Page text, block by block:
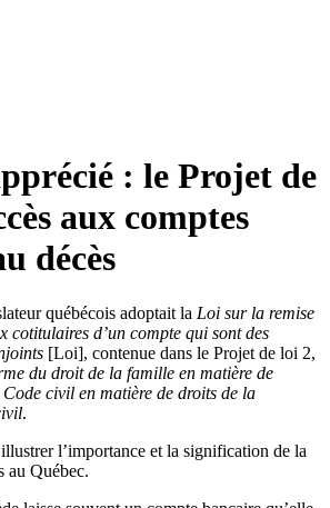
: le Projet de
aux comptes
décès
québécois adoptait la Loi sur la remise
cotitulaires d’un compte qui sont des
[Loi], contenue dans le Projet de loi 2,
du droit de la famille en matière de
civil en matière de droits de la
.
l’importance et la signification de la
au Québec.